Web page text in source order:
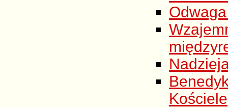
Kościele